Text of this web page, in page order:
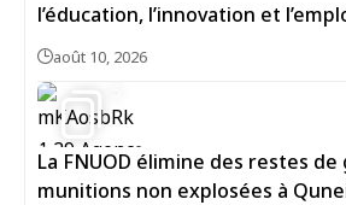
l’éducation, l’innovation et
août 10, 2026
La FNUOD élimine des restes
munitions non explosées à